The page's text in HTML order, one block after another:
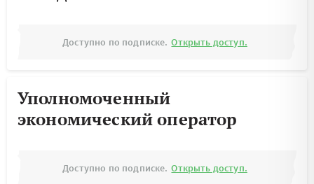
Доступно по подписке. Открыть доступ.
Уполномоченный
экономический оператор
Доступно по подписке. Открыть доступ.